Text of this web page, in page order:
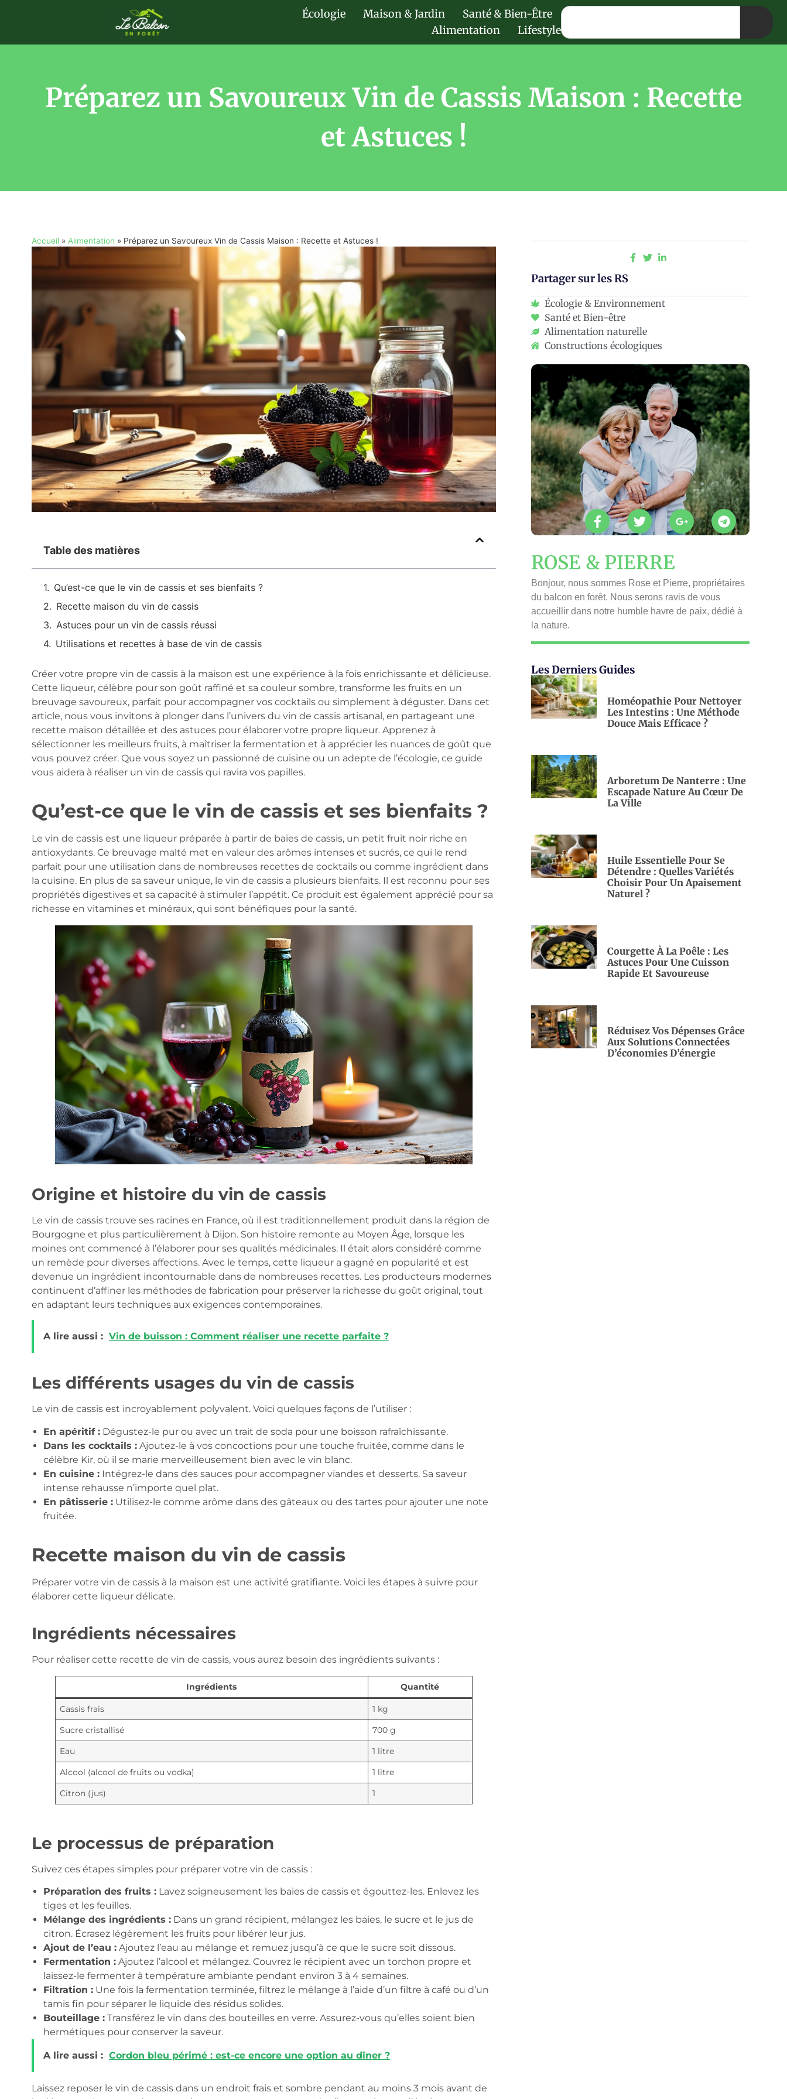
Écologie Maison & Jardin
Santé & Bien-Être
Alimentation
Lifestyle
Préparez un Savoureux Vin de Cassis Maison : Recette
et Astuces !
Accueil» Alimentation » Préparez un Savoureux Vin de Cassis Maison : Recette et Astuces !
Table des matières
Qu’est-ce que le vin de cassis et ses bienfaits ?
Recette maison du vin de cassis
Astuces pour un vin de cassis réussi
Utilisations et recettes à base de vin de cassis
Créer votre propre vin de cassis à la maison est une expérience à la fois enrichissante et délicieuse.
Cette liqueur, célèbre pour son goût raffiné et sa couleur sombre, transforme les fruits en un
breuvage savoureux, parfait pour accompagner vos cocktails ou simplement à déguster. Dans cet
article, nous vous invitons à plonger dans l’univers du vin de cassis artisanal, en partageant une
recette maison détaillée et des astuces pour élaborer votre propre liqueur. Apprenez à
sélectionner les meilleurs fruits, à maîtriser la fermentation et à apprécier les nuances de goût que
vous pouvez créer. Que vous soyez un passionné de cuisine ou un adepte de l’écologie, ce guide
vous aidera à réaliser un vin de cassis qui ravira vos papilles.
Qu’est-ce que le vin de cassis et ses bienfaits ?
Le vin de cassis est une liqueur préparée à partir de baies de cassis, un petit fruit noir riche en
antioxydants. Ce breuvage malté met en valeur des arômes intenses et sucrés, ce qui le rend
parfait pour une utilisation dans de nombreuses recettes de cocktails ou comme ingrédient dans
la cuisine. En plus de sa saveur unique, le vin de cassis a plusieurs bienfaits. Il est reconnu pour ses
propriétés digestives et sa capacité à stimuler l’appétit. Ce produit est également apprécié pour sa
richesse en vitamines et minéraux, qui sont bénéfiques pour la santé.
Origine et histoire du vin de cassis
Le vin de cassis trouve ses racines en France, où il est traditionnellement produit dans la région de
Bourgogne et plus particulièrement à Dijon. Son histoire remonte au Moyen Âge, lorsque les
moines ont commencé à l’élaborer pour ses qualités médicinales. Il était alors considéré comme
un remède pour diverses affections. Avec le temps, cette liqueur a gagné en popularité et est
devenue un ingrédient incontournable dans de nombreuses recettes. Les producteurs modernes
continuent d’affiner les méthodes de fabrication pour préserver la richesse du goût original, tout
en adaptant leurs techniques aux exigences contemporaines.
A lire aussi : Vin de buisson : Comment réaliser une recette parfaite ?
Les différents usages du vin de cassis
Le vin de cassis est incroyablement polyvalent. Voici quelques façons de l’utiliser :
En apéritif :Dégustez-le pur ou avec un trait de soda pour une boisson rafraîchissante.
Dans les cocktails :Ajoutez-le à vos concoctions pour une touche fruitée, comme dans le
célèbre Kir, où il se marie merveilleusement bien avec le vin blanc.
En cuisine :Intégrez-le dans des sauces pour accompagner viandes et desserts. Sa saveur
intense rehausse n’importe quel plat.
En pâtisserie :Utilisez-le comme arôme dans des gâteaux ou des tartes pour ajouter une note
fruitée.
Recette maison du vin de cassis
Préparer votre vin de cassis à la maison est une activité gratifiante. Voici les étapes à suivre pour
élaborer cette liqueur délicate.
Ingrédients nécessaires
Pour réaliser cette recette de vin de cassis, vous aurez besoin des ingrédients suivants :
Ingrédients Quantité
Cassis frais
1 kg
Sucre cristallisé
700 g
Eau
1 litre
Alcool (alcool de fruits ou vodka)
1 litre
Citron (jus)
1
Le processus de préparation
Suivez ces étapes simples pour préparer votre vin de cassis :
Préparation des fruits :Lavez soigneusement les baies de cassis et égouttez-les. Enlevez les
tiges et les feuilles.
Mélange des ingrédients :Dans un grand récipient, mélangez les baies, le sucre et le jus de
citron. Écrasez légèrement les fruits pour libérer leur jus.
Ajout de l’eau :Ajoutez l’eau au mélange et remuez jusqu’à ce que le sucre soit dissous.
Fermentation :Ajoutez l’alcool et mélangez. Couvrez le récipient avec un torchon propre et
laissez-le fermenter à température ambiante pendant environ 3 à 4 semaines.
Filtration :Une fois la fermentation terminée, filtrez le mélange à l’aide d’un filtre à café ou d’un
tamis fin pour séparer le liquide des résidus solides.
Bouteillage :Transférez le vin dans des bouteilles en verre. Assurez-vous qu’elles soient bien
hermétiques pour conserver la saveur.
A lire aussi : Cordon bleu périmé : est-ce encore une option au dîner ?
Laissez reposer le vin de cassis dans un endroit frais et sombre pendant au moins 3 mois avant de
Partager sur les RS
Écologie & Environnement
Santé et Bien-être
Alimentation naturelle
Constructions écologiques
ROSE & PIERRE
Bonjour, nous sommes Rose et Pierre, propriétaires
du balcon en forêt. Nous serons ravis de vous
accueillir dans notre humble havre de paix, dédié à
la nature.
Les Derniers Guides
Homéopathie Pour Nettoyer
Les Intestins : Une Méthode
Douce Mais Efficace ?
Arboretum De Nanterre : Une
Escapade Nature Au Cœur De
La Ville
Huile Essentielle Pour Se
Détendre : Quelles Variétés
Choisir Pour Un Apaisement
Naturel ?
Courgette À La Poêle : Les
Astuces Pour Une Cuisson
Rapide Et Savoureuse
Réduisez Vos Dépenses Grâce
Aux Solutions Connectées
D’économies D’énergie